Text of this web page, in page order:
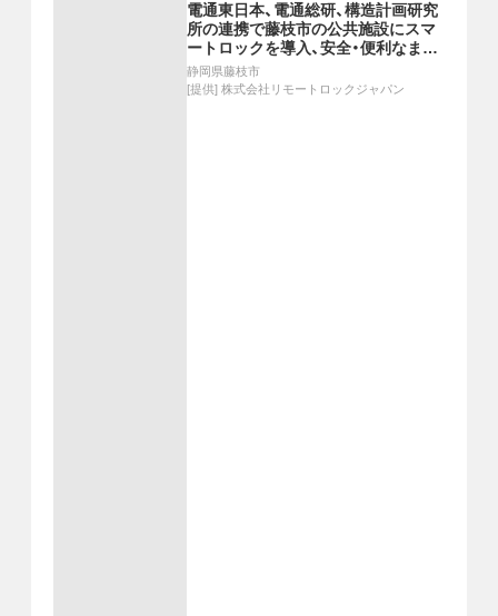
電通東日本、電通総研、構造計画研究
所の連携で藤枝市の公共施設にスマ
ートロックを導入、安全・便利なまち
づくりへ
静岡県藤枝市
[提供] 株式会社リモートロックジャパン